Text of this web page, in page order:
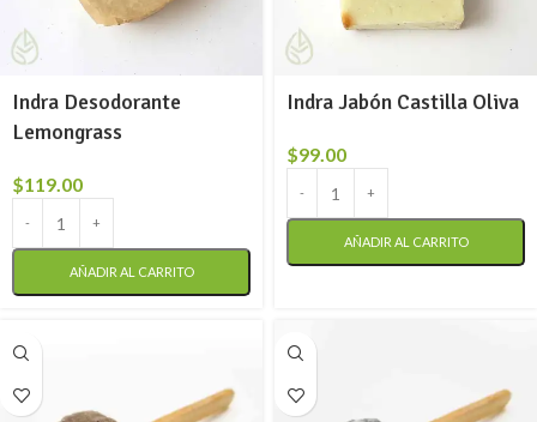
Indra Desodorante
Lemongrass
$119.00
AÑADIR AL CARRITO
Indra Jabón Castilla Oliva
$99.00
AÑADIR AL CARRITO